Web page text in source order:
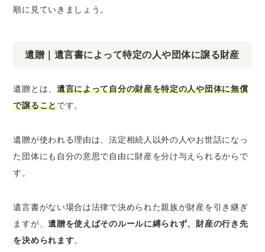
順に見ていきましょう。
遺贈｜遺言書によって特定の人や団体に譲る財産
遺贈とは、 遺言によって自分の財産を特定の人や団体に無償
で譲ることです。
遺贈が使われる理由は、法定相続人以外の人やお世話になっ
た団体にも自分の意思で自由に財産を分け与えられるからで
す。
遺言書がない場合は法律で決められた親族が財産を引き継ぎ
ますが、遺贈を使えばそのルールに縛られず、財産の行き先
を決められます。